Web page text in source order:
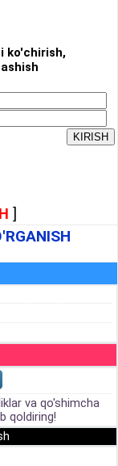
ko'chirish,
]
va qo'shimcha
qoldiring!